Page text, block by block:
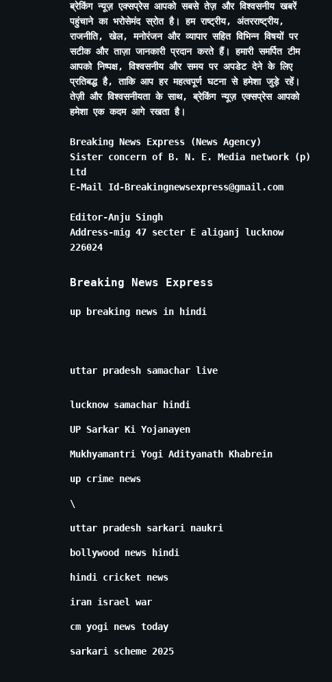
ब्रेकिंग न्यूज़ एक्सप्रेस आपको सबसे तेज़ और विश्वसनीय खबरें
पहुंचाने का भरोसेमंद स्रोत है। हम राष्ट्रीय, अंतरराष्ट्रीय,
राजनीति, खेल, मनोरंजन और व्यापार सहित विभिन्न विषयों पर
सटीक और ताज़ा जानकारी प्रदान करते हैं। हमारी समर्पित टीम
आपको निष्पक्ष, विश्वसनीय और समय पर अपडेट देने के लिए
प्रतिबद्ध है, ताकि आप हर महत्वपूर्ण घटना से हमेशा जुड़े रहें।
तेज़ी और विश्वसनीयता के साथ, ब्रेकिंग न्यूज़ एक्सप्रेस आपको
हमेशा एक कदम आगे रखता है।
Breaking News Express (News Agency)
Sister concern of B. N. E. Media network (p)
Ltd
E-Mail Id-Breakingnewsexpress@gmail.com
Editor-Anju Singh
Address-mig 47 secter E aliganj lucknow
226024
Breaking News Express
up breaking news in hindi
uttar pradesh samachar live
lucknow samachar hindi
UP Sarkar Ki Yojanayen
Mukhyamantri Yogi Adityanath Khabrein
up crime news
\
uttar pradesh sarkari naukri
bollywood news hindi
hindi cricket news
iran israel war
cm yogi news today
sarkari scheme 2025